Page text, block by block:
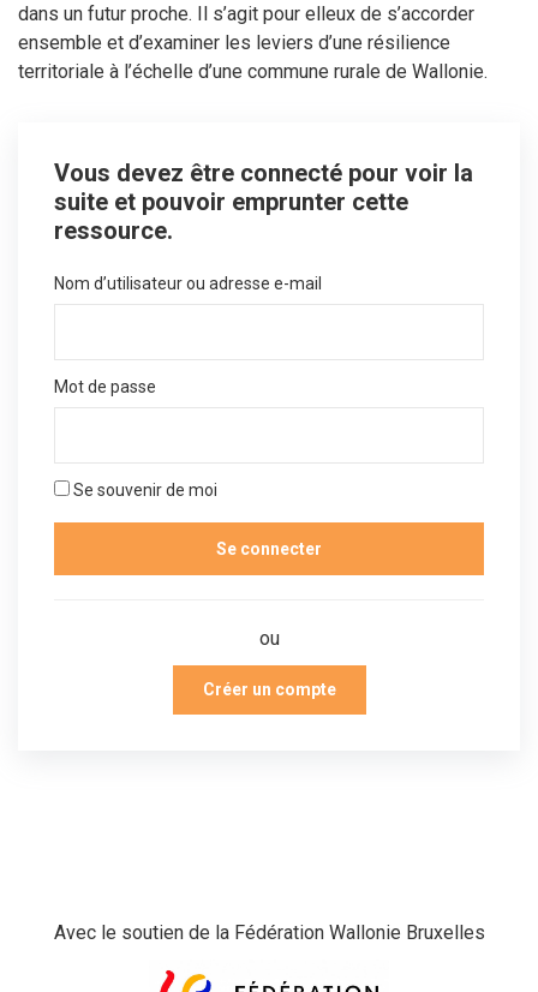
dans un futur proche. Il s’agit pour elleux de s’accorder
ensemble et d’examiner les leviers d’une résilience
territoriale à l’échelle d’une commune rurale de Wallonie.
Vous devez être connecté pour voir la
suite et pouvoir emprunter cette
ressource.
Nom d’utilisateur ou adresse e-mail
Mot de passe
Se souvenir de moi
ou
Créer un compte
Avec le soutien de la Fédération Wallonie Bruxelles